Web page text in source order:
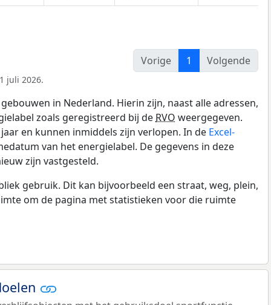
Vorige
1 Volgende
juli 2026.
in Nederland. Hierin zijn, naast alle adressen,
zoals geregistreerd bij de RVO weergegeven.
en kunnen inmiddels zijn verlopen. In de Excel-
van het energielabel. De gegevens in deze
zijn vastgesteld.
gebruik. Dit kan bijvoorbeeld een straat, weg, plein,
om de pagina met statistieken voor die ruimte